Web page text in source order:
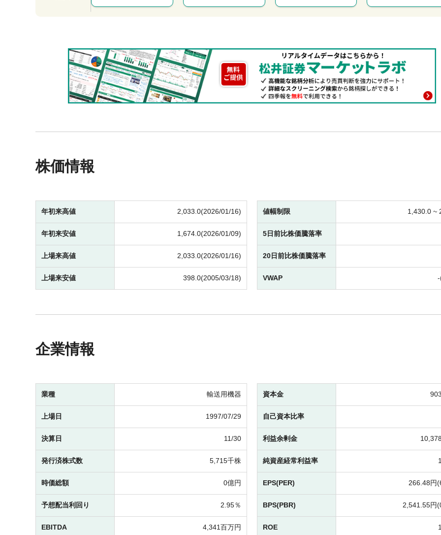
株価情報
年初来高値 2,033.0(2026/01/16)
年初来安値 1,674.0(2026/01/09)
上場来高値 2,033.0(2026/01/16)
上場来安値 398.0(2005/03/18)
値幅制限 1,430.0 ~
5日前比株価騰落率
20日前比株価騰落率
VWAP
企業情報
業種 輸送用機器
上場日 1997/07/29
決算日 11/30
発行済株式数 5,715千株
時価総額 0億円
予想配当利回り 2.95％
EBITDA 4,341百万円
資本金
自己資本比率
利益余剰金
純資産経常利益率
EPS(PER) 266.48円(
BPS(PBR) 2,541.55円(
ROE